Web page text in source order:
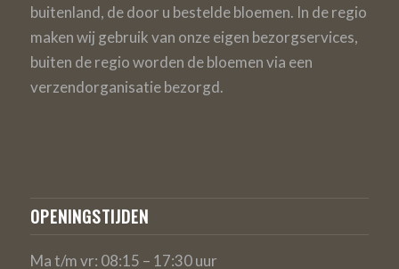
buitenland, de door u bestelde bloemen. In de regio
maken wij gebruik van onze eigen bezorgservices,
buiten de regio worden de bloemen via een
verzendorganisatie bezorgd.
OPENINGSTIJDEN
Ma t/m vr: 08:15 – 17:30 uur